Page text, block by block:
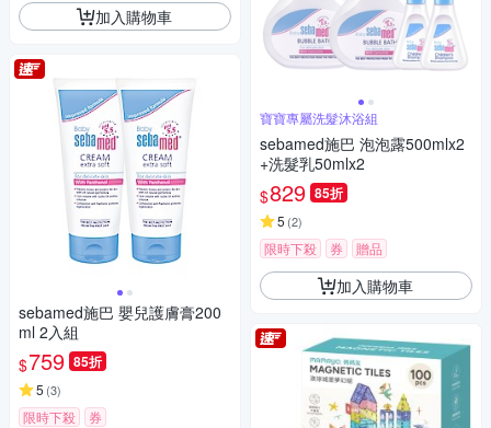
加入購物車
sebamed施巴 嬰兒護膚膏200
ml 2入組
$759 85折
5 (3)
限時下殺 券
寶寶專屬洗髮沐浴組
sebamed施巴 泡泡露500mlx2
+洗髮乳50mlx2
$829 85折
5 (2)
限時下殺 券 贈品
加入購物車